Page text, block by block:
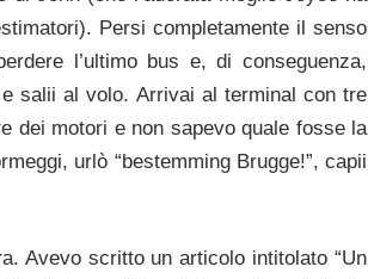
Persi completamente il senso
l’ultimo bus e, di conseguenza,
salii al volo. Arrivai al terminal con tre
dei motori e non sapevo quale fosse la
urlò “bestemming Brugge!”, capii
Avevo scritto un articolo intitolato “Un